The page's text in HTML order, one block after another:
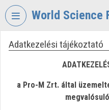
Fejléc kihagyása
World Science
VIDEOTORIUM
SCIENCE
Adatkezelési tájékoztató
a Pro-M Zrt. által